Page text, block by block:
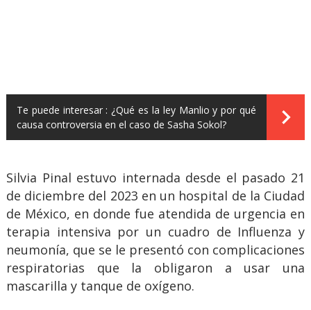
Te puede interesar : ¿Qué es la ley Manlio y por qué
causa controversia en el caso de Sasha Sokol?
Silvia Pinal estuvo internada desde el pasado 21
de diciembre del 2023 en un hospital de la Ciudad
de México, en donde fue atendida de urgencia en
terapia intensiva por un cuadro de Influenza y
neumonía, que se le presentó con complicaciones
respiratorias que la obligaron a usar una
mascarilla y tanque de oxígeno.